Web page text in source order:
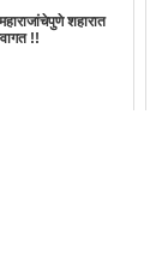
शहारात
!!